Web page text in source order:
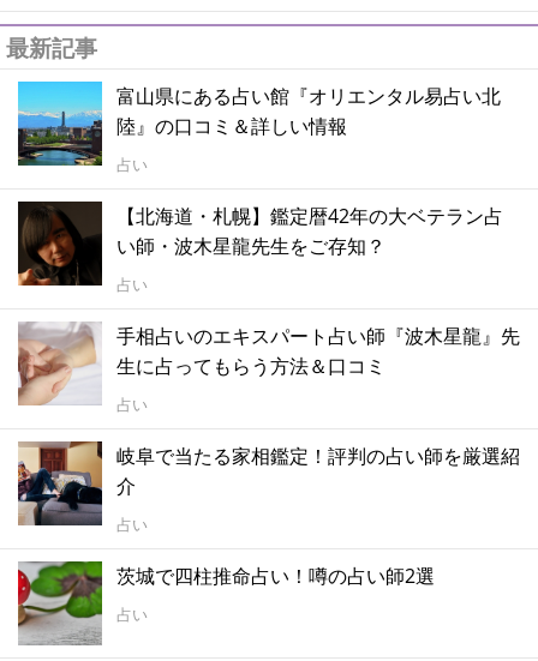
最新記事
富山県にある占い館『オリエンタル易占い北
陸』の口コミ＆詳しい情報
占い
【北海道・札幌】鑑定暦42年の大ベテラン占
い師・波木星龍先生をご存知？
占い
手相占いのエキスパート占い師『波木星龍』先
生に占ってもらう方法＆口コミ
占い
岐阜で当たる家相鑑定！評判の占い師を厳選紹
介
占い
茨城で四柱推命占い！噂の占い師2選
占い